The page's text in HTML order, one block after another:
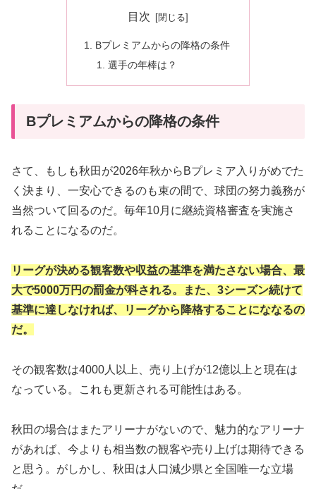
目次
Bプレミアムからの降格の条件
選手の年棒は？
Bプレミアムからの降格の条件
さて、もしも秋田が2026年秋からBプレミア入りがめでた
く決まり、一安心できるのも束の間で、球団の努力義務が
当然ついて回るのだ。毎年10月に継続資格審査を実施さ
れることになるのだ。
リーグが決める観客数や収益の基準を満たさない場合、最
大で5000万円の罰金が科される。また、3シーズン続けて
基準に達しなければ、リーグから降格することにななるの
だ。
その観客数は4000人以上、売り上げが12億以上と現在は
なっている。これも更新される可能性はある。
秋田の場合はまたアリーナがないので、魅力的なアリーナ
があれば、今よりも相当数の観客や売り上げは期待できる
と思う。がしかし、秋田は人口減少県と全国唯一な立場